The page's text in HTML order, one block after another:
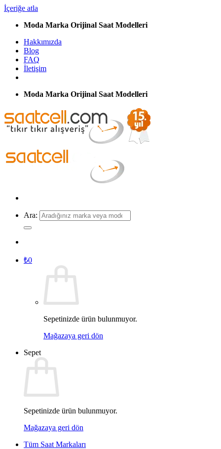
İçeriğe atla
Moda Marka Orijinal Saat Modelleri
Hakkımızda
Blog
FAQ
İletişim
Moda Marka Orijinal Saat Modelleri
Ara:
₺0
Sepetinizde ürün bulunmuyor.
Mağazaya geri dön
Sepet
Sepetinizde ürün bulunmuyor.
Mağazaya geri dön
Tüm Saat Markaları